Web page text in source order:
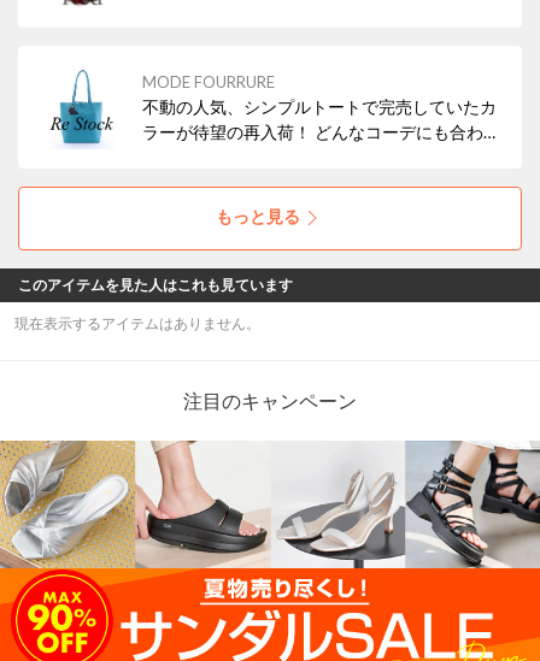
MODE FOURRURE
不動の人気、シンプルトートで完売していたカ
ラーが待望の再入荷！ どんなコーデにも合わせ
ド・ターコイズなどもおすすめですよ！ 本革
（牛革）なので使えば使うほどお気に入りにな
もっと見る
このアイテムを見た人はこれも見ています
現在表示するアイテムはありません。
注目のキャンペーン